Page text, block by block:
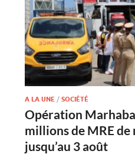
A LA UNE /SOCIÉTÉ
Opération
millions de MRE
jusqu’au 3 août